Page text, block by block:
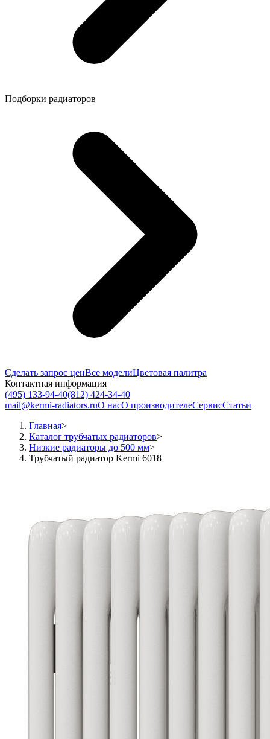
Подборки радиаторов
Сделать запрос ценВсе моделиЦветовая палитра
Контактная информация
(495) 133-94-40(812) 424-34-40
mail@kermi-radiators.ruО насО производителеСервисСтатьи
Главная>
Каталог трубчатых радиаторов>
Низкие радиаторы до 500 мм>
Трубчатый радиатор Kermi 6018